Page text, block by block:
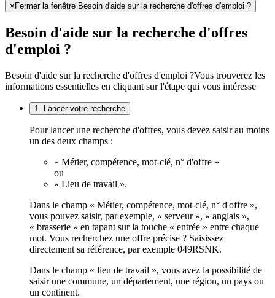
× Fermer la fenêtre Besoin d'aide sur la recherche d'offres d'emploi ?
Besoin d'aide sur la recherche d'offres
d'emploi ?
Besoin d'aide sur la recherche d'offres d'emploi ?Vous trouverez les
informations essentielles en cliquant sur l'étape qui vous intéresse
1. Lancer votre recherche
Pour lancer une recherche d'offres, vous devez saisir au moins
un des deux champs :
« Métier, compétence, mot-clé, n° d'offre »
ou
« Lieu de travail ».
Dans le champ « Métier, compétence, mot-clé, n° d'offre »,
vous pouvez saisir, par exemple, « serveur », « anglais »,
« brasserie » en tapant sur la touche « entrée » entre chaque
mot. Vous recherchez une offre précise ? Saisissez
directement sa référence, par exemple 049RSNK.
Dans le champ « lieu de travail », vous avez la possibilité de
saisir une commune, un département, une région, un pays ou
un continent.